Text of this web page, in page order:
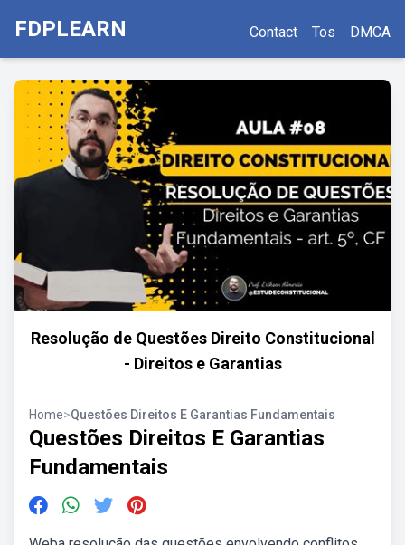
FDPLEARN Contact Tos DMCA
Resolução de Questões Direito Constitucional
- Direitos e Garantias
Home>Questões Direitos E Garantias Fundamentais
Questões Direitos E Garantias
Fundamentais